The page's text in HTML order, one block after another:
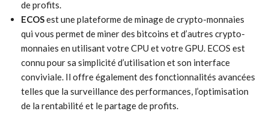
de profits.
ECOSest une plateforme de minage de crypto-monnaies
qui vous permet de miner des bitcoins et d’autres crypto-
monnaies en utilisant votre CPU et votre GPU. ECOS est
connu pour sa simplicité d’utilisation et son interface
conviviale. Il offre également des fonctionnalités avancées
telles que la surveillance des performances, l’optimisation
de la rentabilité et le partage de profits.